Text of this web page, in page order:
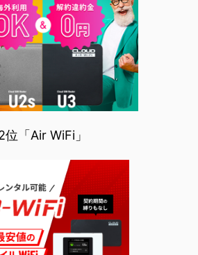
位「Air WiFi」